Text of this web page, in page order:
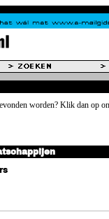
worden? Klik dan op